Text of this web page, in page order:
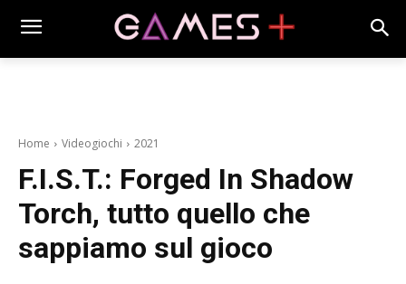
Home Videogiochi 2021
F.I.S.T.: Forged In Shadow
Torch, tutto quello che
sappiamo sul gioco